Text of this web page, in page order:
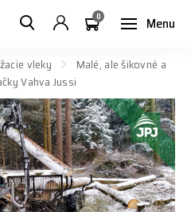
Menu
0
vleky
Malé, ale šikovné a
Vahva Jussi